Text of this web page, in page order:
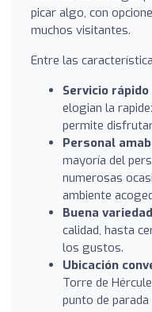
picar algo, con
muchos visitantes.
Entre las
Servicio
elogian la
permite
Personal
mayoría del
numerosas
ambiente
Buena
calidad, hasta
los gustos.
Ubicación
Torre de
punto de